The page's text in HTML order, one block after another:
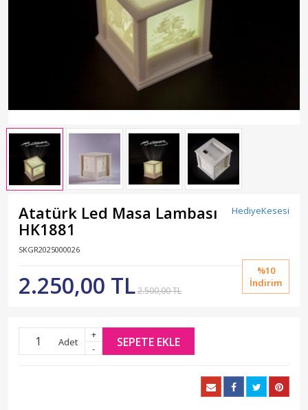
HediyeKesesi
Atatürk Led Masa Lambası
HK1881
SKGR2025000026
%10
İndirim
2.250,00 TL2.500,00 TL
Adet
+
-
SEPETE EKLE